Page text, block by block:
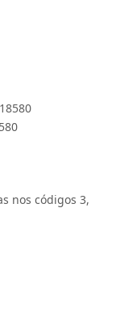
nos códigos 3,